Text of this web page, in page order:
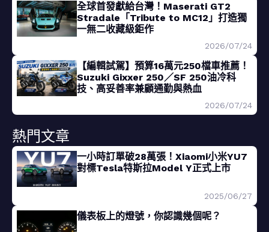
全球首發獻給台灣！Maserati GT2
Stradale「Tribute to MC12」打造獨
一無二收藏級鉅作
2026/07/24
【編輯試駕】預算16萬元250檔車推薦！
Suzuki Gixxer 250／SF 250油冷科
技、高妥善率兼顧通勤與熱血
2026/07/24
熱門文章
一小時訂單破28萬張！Xiaomi小米YU7
對標Tesla特斯拉Model Y正式上市
2025/06/27
儀表板上的燈號，你認識幾個呢？